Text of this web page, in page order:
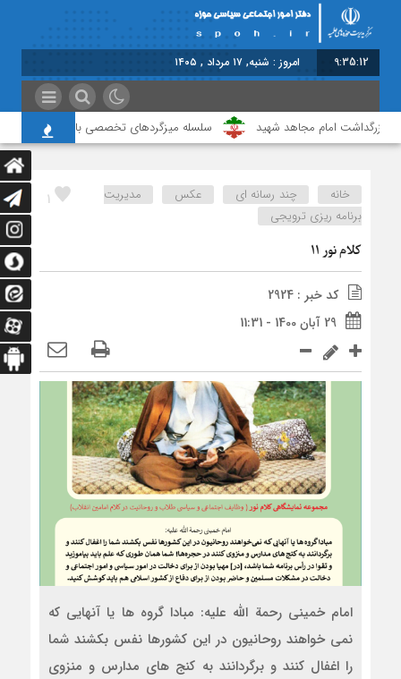
9:35:13 امروز : شنبه, ۱۷ مرداد , ۱۴۰۵
امام مجاهد شهید سلسله میزگردهای تخصصی با موضوع خونخواهی
1 خانه چند رسانه ای عکس
مدیریت
برنامه ریزی ترویجی
کلام نور 11
کد خبر : 2924
29 آبان 1400 - 11:31
امام خمینی رحمة الله علیه: مبادا گروه ها يا آنهايى كه
نمى‏ خواهند روحانيون در اين كشورها نفس بكشند شما
را اغفال كنند و برگردانند به كنج هاى مدارس و منزوى